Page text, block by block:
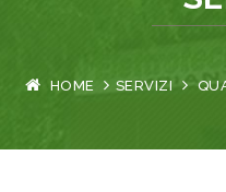
HOME SERVIZI